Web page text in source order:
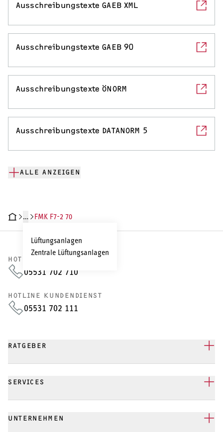
Ausschreibungstexte GAEB XML
Ausschreibungstexte GAEB 90
Ausschreibungstexte ÖNORM
Ausschreibungstexte DATANORM 5
ALLE ANZEIGEN
DATENDOKUMENTE
…
Lüftungsanlagen
Zentrale Lüftungsanlagen
FMK F7-2 70
HOTLINE VERTRIEB
05531 702 710
HOTLINE KUNDENDIENST
05531 702 111
RATGEBER
SERVICES
UNTERNEHMEN